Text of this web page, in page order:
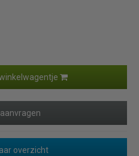
winkelwagentje
overzicht